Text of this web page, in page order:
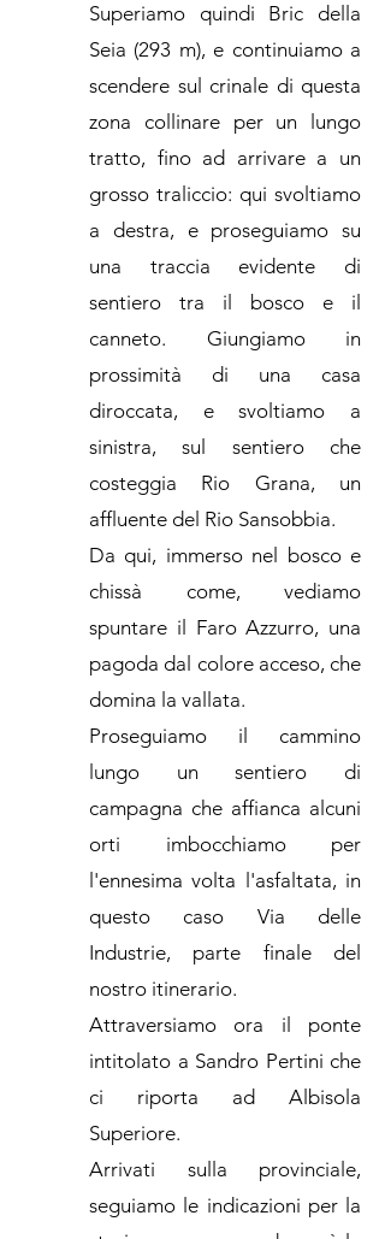
Superiamo quindi Bric della
Seia (293 m), e continuiamo a
scendere sul crinale di questa
zona collinare per un lungo
tratto, fino ad arrivare a un
grosso traliccio: qui svoltiamo
a destra, e proseguiamo su
una traccia evidente di
sentiero tra il bosco e il
canneto. Giungiamo in
prossimità di una casa
diroccata, e svoltiamo a
sinistra, sul sentiero che
costeggia Rio Grana, un
affluente del Rio Sansobbia.
Da qui, immerso nel bosco e
chissà come, vediamo
spuntare il Faro Azzurro, una
pagoda dal colore acceso, che
domina la vallata.
Proseguiamo il cammino
lungo un sentiero di
campagna che affianca alcuni
orti imbocchiamo per
l'ennesima volta l'asfaltata, in
questo caso Via delle
Industrie, parte finale del
nostro itinerario.
Attraversiamo ora il ponte
intitolato a Sandro Pertini che
ci riporta ad Albisola
Superiore.
Arrivati sulla provinciale,
seguiamo le indicazioni per la